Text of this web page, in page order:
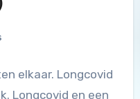
elkaar. Longcovid
Longcovid en een